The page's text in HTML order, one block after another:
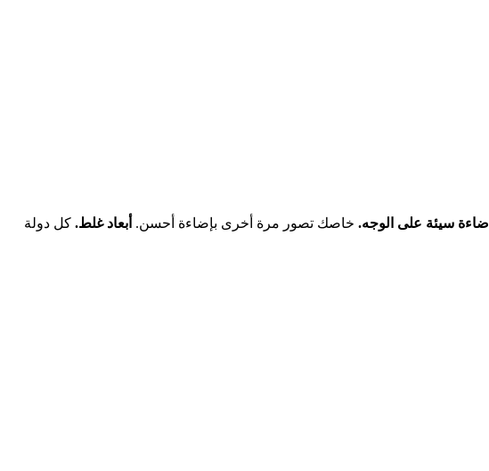
إضاءة سيئة على الوجه. خاصك تصور مرة أخرى بإضاءة أحسن. أبعاد غلط. كل دولة